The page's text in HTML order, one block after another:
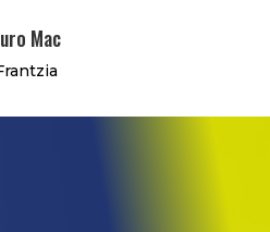
Mac